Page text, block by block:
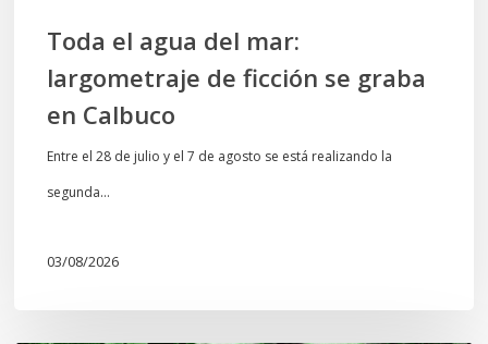
Toda el agua del mar:
largometraje de ficción se graba
en Calbuco
Entre el 28 de julio y el 7 de agosto se está realizando la
segunda…
03/08/2026